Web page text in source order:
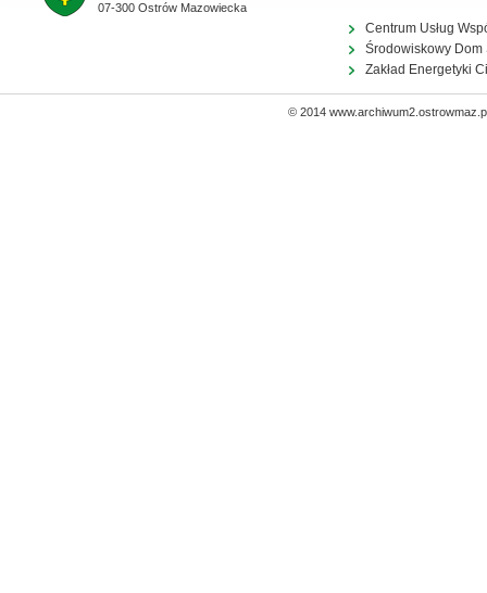
07-300 Ostrów Mazowiecka
Centrum Usług
Środowiskowy Dom
Zakład Energetyki
© 2014